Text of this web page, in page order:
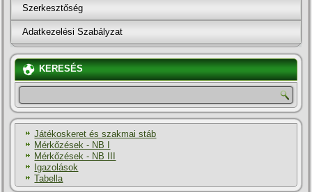
Szerkesztőség
Adatkezelési Szabályzat
KERESÉS
Játékoskeret és szakmai stáb
Mérkőzések - NB I
Mérkőzések - NB III
Igazolások
Tabella